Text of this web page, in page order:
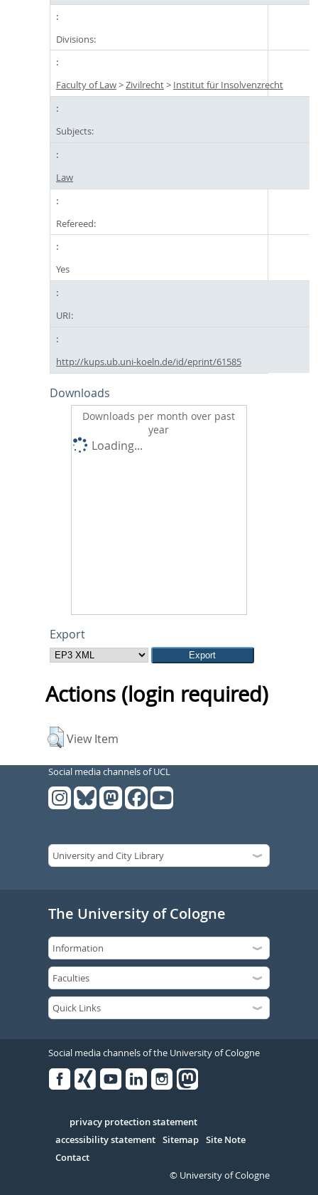
Divisions:
Faculty of Law>Zivilrecht> Institut für Insolvenzrecht
Subjects:
Law
Refereed:
Yes
URI:
http://kups.ub.uni-koeln.de/id/eprint/61585
Downloads
Downloads per month over past
year
Loading...
Export
Actions (login required)
View Item
Social media channels of UCL
The University of Cologne
Social media channels of the University of Cologne
Serivce
privacy protection statement
accessibility statement Sitemap Site Note
Contact
© University of Cologne